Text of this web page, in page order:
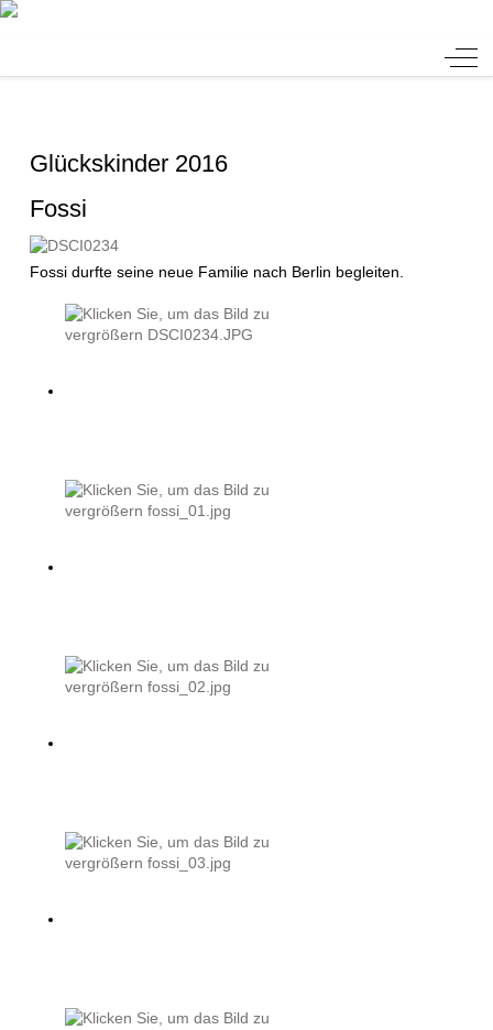
Off-
Glückskinder 2016
Fossi
Fossi durfte seine neue Familie nach Berlin begleiten.